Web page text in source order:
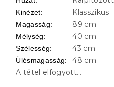
Kinézet: Klasszikus
Magasság: 89 cm
Mélység: 40 cm
Szélesség: 43 cm
Ülésmagasság:
48 cm
A tétel elfogyott…